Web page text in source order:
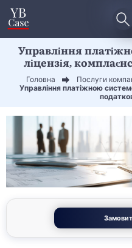
Управління
ліцензія,
Головна Послуги
Управління платіжною